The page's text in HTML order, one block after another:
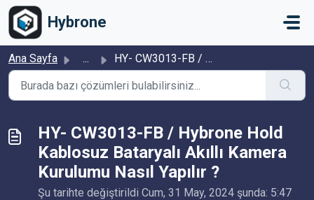
Ana içeriğe geç
Hybrone
Ana Sayfa ... HY- CW3013-FB / Hybrone Hold Kablosuz Bataryalı Akıllı Ka...
HY- CW3013-FB / Hybrone Hold
Kablosuz Bataryalı Akıllı Kamera
Kurulumu Nasıl Yapılır ?
Şu tarihte değiştirildi Cum, 31 May, 2024 şunda: 5:47